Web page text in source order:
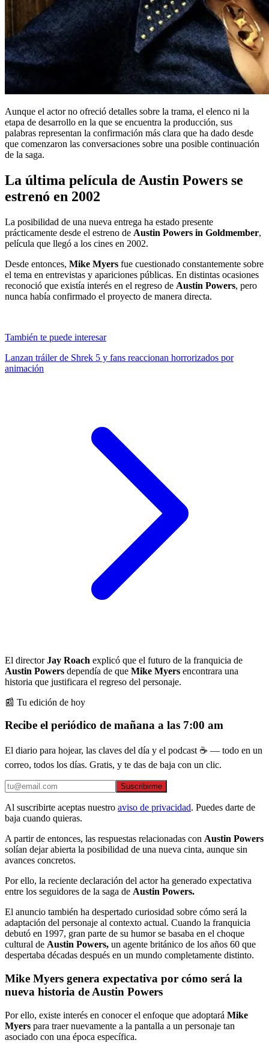
Aunque el actor no ofreció detalles sobre la trama, el elenco ni la
etapa de desarrollo en la que se encuentra la producción, sus
palabras representan la confirmación más clara que ha dado desde
que comenzaron las conversaciones sobre una posible continuación
de la saga.
La última película de Austin Powers se
estrenó en 2002
La posibilidad de una nueva entrega ha estado presente
prácticamente desde el estreno de Austin Powers in Goldmember,
película que llegó a los cines en 2002.
Desde entonces, Mike Myers fue cuestionado constantemente sobre
el tema en entrevistas y apariciones públicas. En distintas ocasiones
reconoció que existía interés en el regreso de Austin Powers, pero
nunca había confirmado el proyecto de manera directa.
También te puede interesar
Lanzan tráiler de Shrek 5 y fans reaccionan horrorizados por
animación
El directorJay Roach explicó que el futuro de la franquicia de
Austin Powers dependía de que Mike Myers encontrara una
historia que justificara el regreso del personaje.
📰 Tu edición de hoy
Recibe el periódico de mañana a las 7:00 am
El diario para hojear, las claves del día y el podcast ☕ — todo en un
correo, todos los días. Gratis, y te das de baja con un clic.
Suscribirme
Al suscribirte aceptas nuestro aviso de privacidad. Puedes darte de
baja cuando quieras.
A partir de entonces, las respuestas relacionadas con Austin Powers
solían dejar abierta la posibilidad de una nueva cinta, aunque sin
avances concretos.
Por ello, la reciente declaración del actor ha generado expectativa
entre los seguidores de la saga de Austin Powers.
El anuncio también ha despertado curiosidad sobre cómo será la
adaptación del personaje al contexto actual. Cuando la franquicia
debutó en 1997, gran parte de su humor se basaba en el choque
cultural de Austin Powers, un agente británico de los años 60 que
despertaba décadas después en un mundo completamente distinto.
Mike Myers genera expectativa por cómo será la
nueva historia de Austin Powers
Por ello, existe interés en conocer el enfoque que adoptará Mike
Myers para traer nuevamente a la pantalla a un personaje tan
asociado con una época específica.